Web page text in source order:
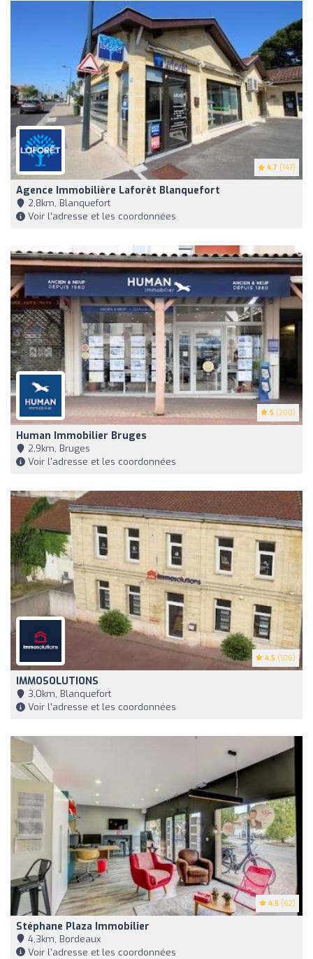
4.7 (147)
Agence Immobilière Laforêt Blanquefort
2,8km, Blanquefort
Voir l'adresse et les coordonnées
5 (200)
Human Immobilier Bruges
2,9km, Bruges
Voir l'adresse et les coordonnées
4.5 (106)
IMMOSOLUTIONS
3,0km, Blanquefort
Voir l'adresse et les coordonnées
4.5 (62)
Stéphane Plaza Immobilier
4,3km, Bordeaux
Voir l'adresse et les coordonnées